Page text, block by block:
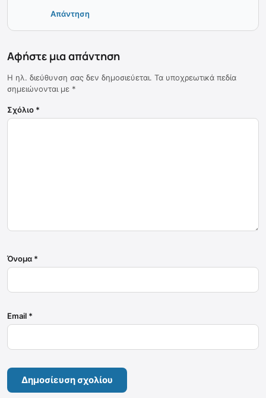
Απάντηση
Αφήστε μια απάντηση
Η ηλ. διεύθυνση σας δεν δημοσιεύεται. Τα υποχρεωτικά πεδία
σημειώνονται με *
Σχόλιο *
Όνομα *
Email *